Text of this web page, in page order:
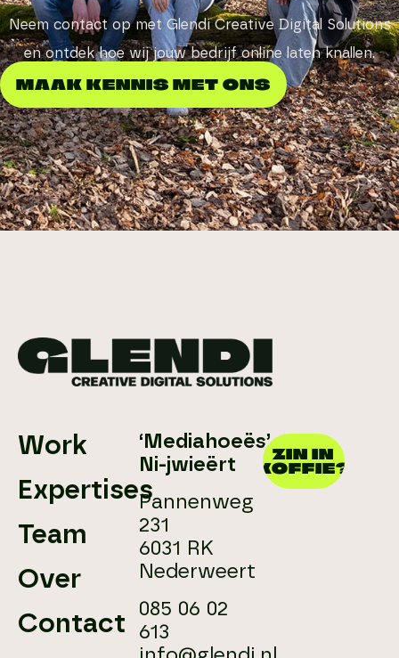
Neem contact op met Glendi Creative Digital Solutions
en ontdek hoe wij jouw bedrijf online laten knallen.
MAAK KENNIS MET ONS
Work
Expertises
Team
Over
Contact
‘Mediahoeës’
Ni-jwieërt
Pannenweg
231
6031 RK
Nederweert
085 06 02
613
ZIN IN
KOFFIE?